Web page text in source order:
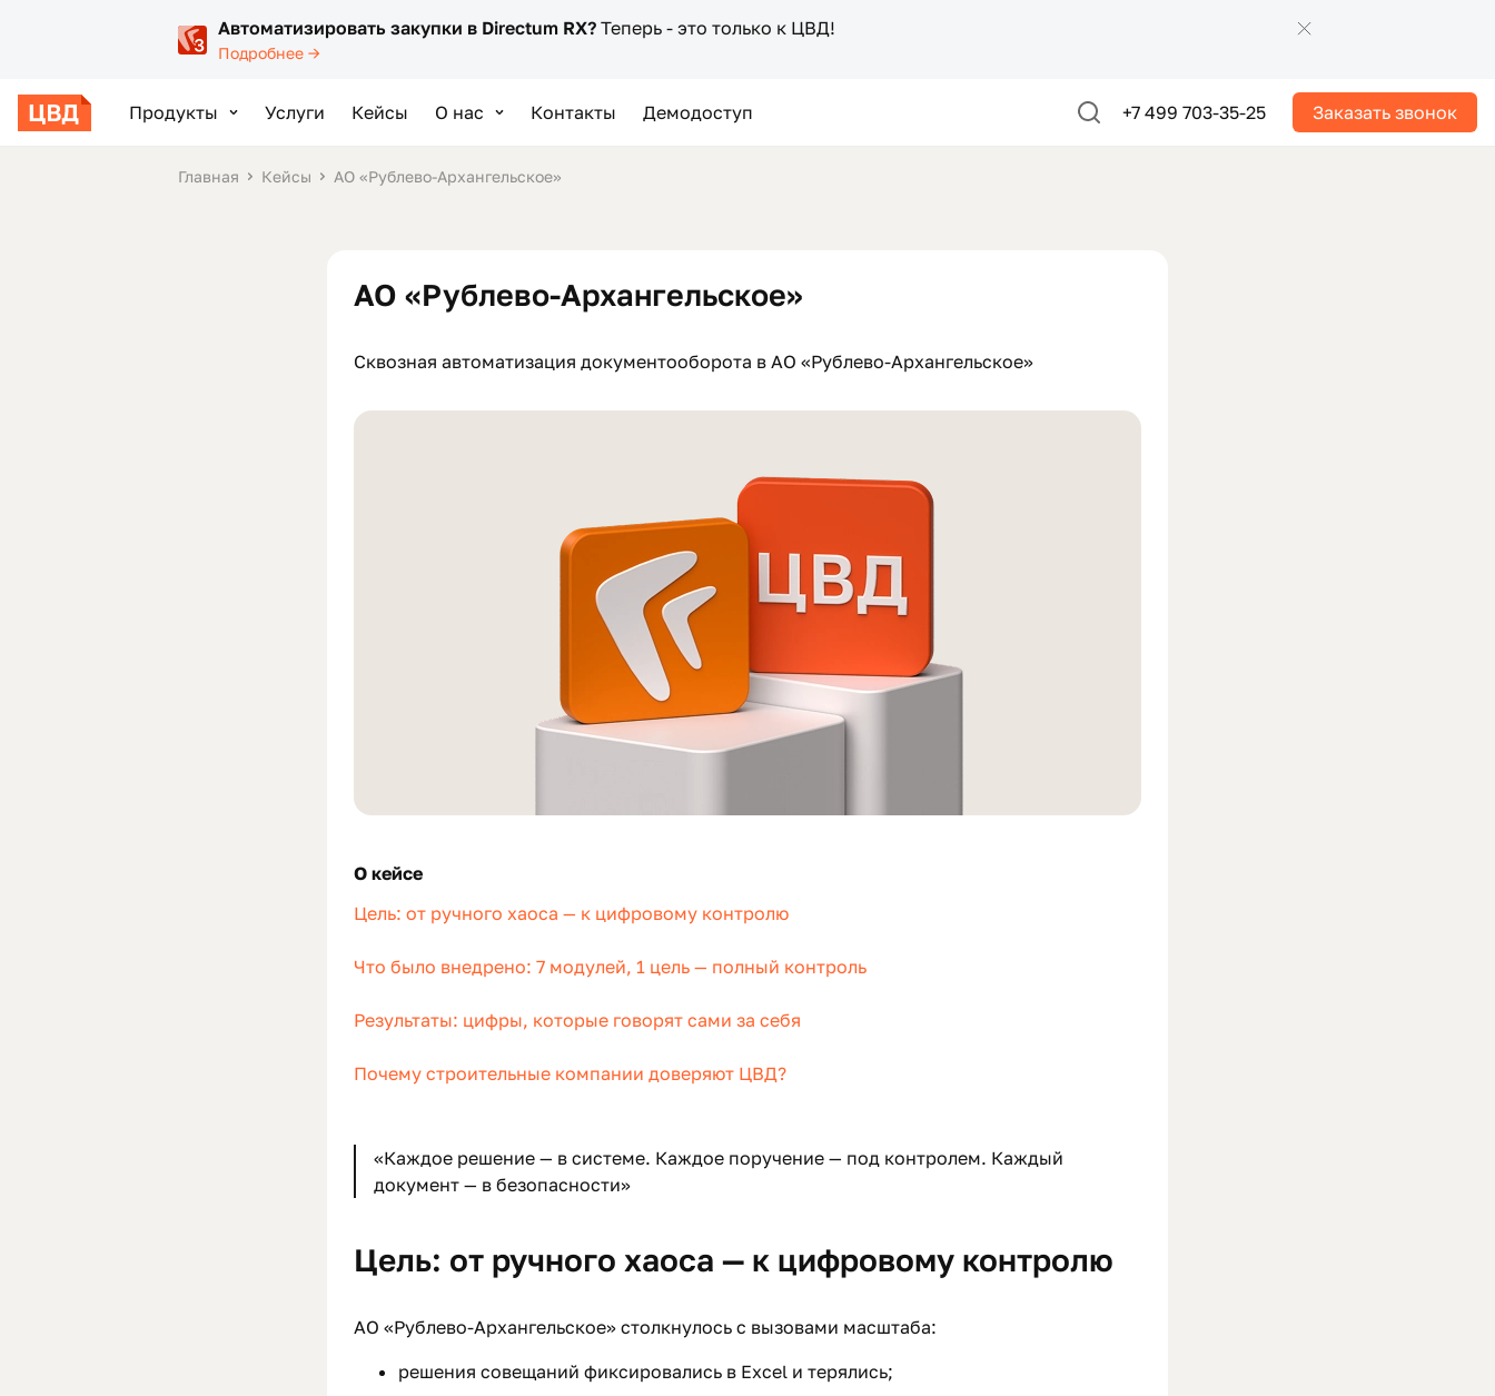
Автоматизировать закупки в Directum RX? Теперь - это только к ЦВД!
Подробнее →
Продукты Услуги Кейсы О нас Контакты Демодоступ +7 499 703-35-25 Заказать звонок
Главная Кейсы АО «Рублево-Архангельское»
АО «Рублево-Архангельское»
Сквозная автоматизация документооборота в АО «Рублево-Архангельское»
О кейсе
Цель: от ручного хаоса — к цифровому контролю
Что было внедрено: 7 модулей, 1 цель — полный контроль
Результаты: цифры, которые говорят сами за себя
Почему строительные компании доверяют ЦВД?
«Каждое решение — в системе. Каждое поручение — под контролем. Каждый
документ — в безопасности»
Цель: от ручного хаоса — к цифровому контролю
АО «Рублево-Архангельское» столкнулось с вызовами масштаба:
решения совещаний фиксировались в Excel и терялись;